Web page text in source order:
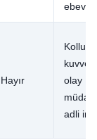
Hayır
Kolluk
olay
adli